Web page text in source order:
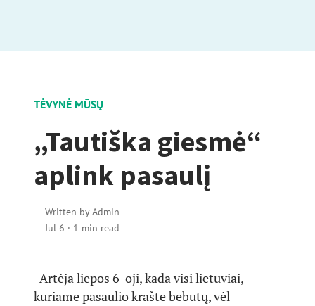
TĖVYNĖ MŪSŲ
„Tautiška giesmė“
aplink pasaulį
Written byAdmin
Jul 6 · 1 min read
Artėja liepos 6-oji, kada visi lietuviai,
kuriame pasaulio krašte bebūtų, vėl